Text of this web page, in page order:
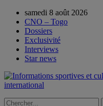
samedi 8 août 2026
CNO – Togo
Dossiers
Exclusivité
Interviews
Star news
international